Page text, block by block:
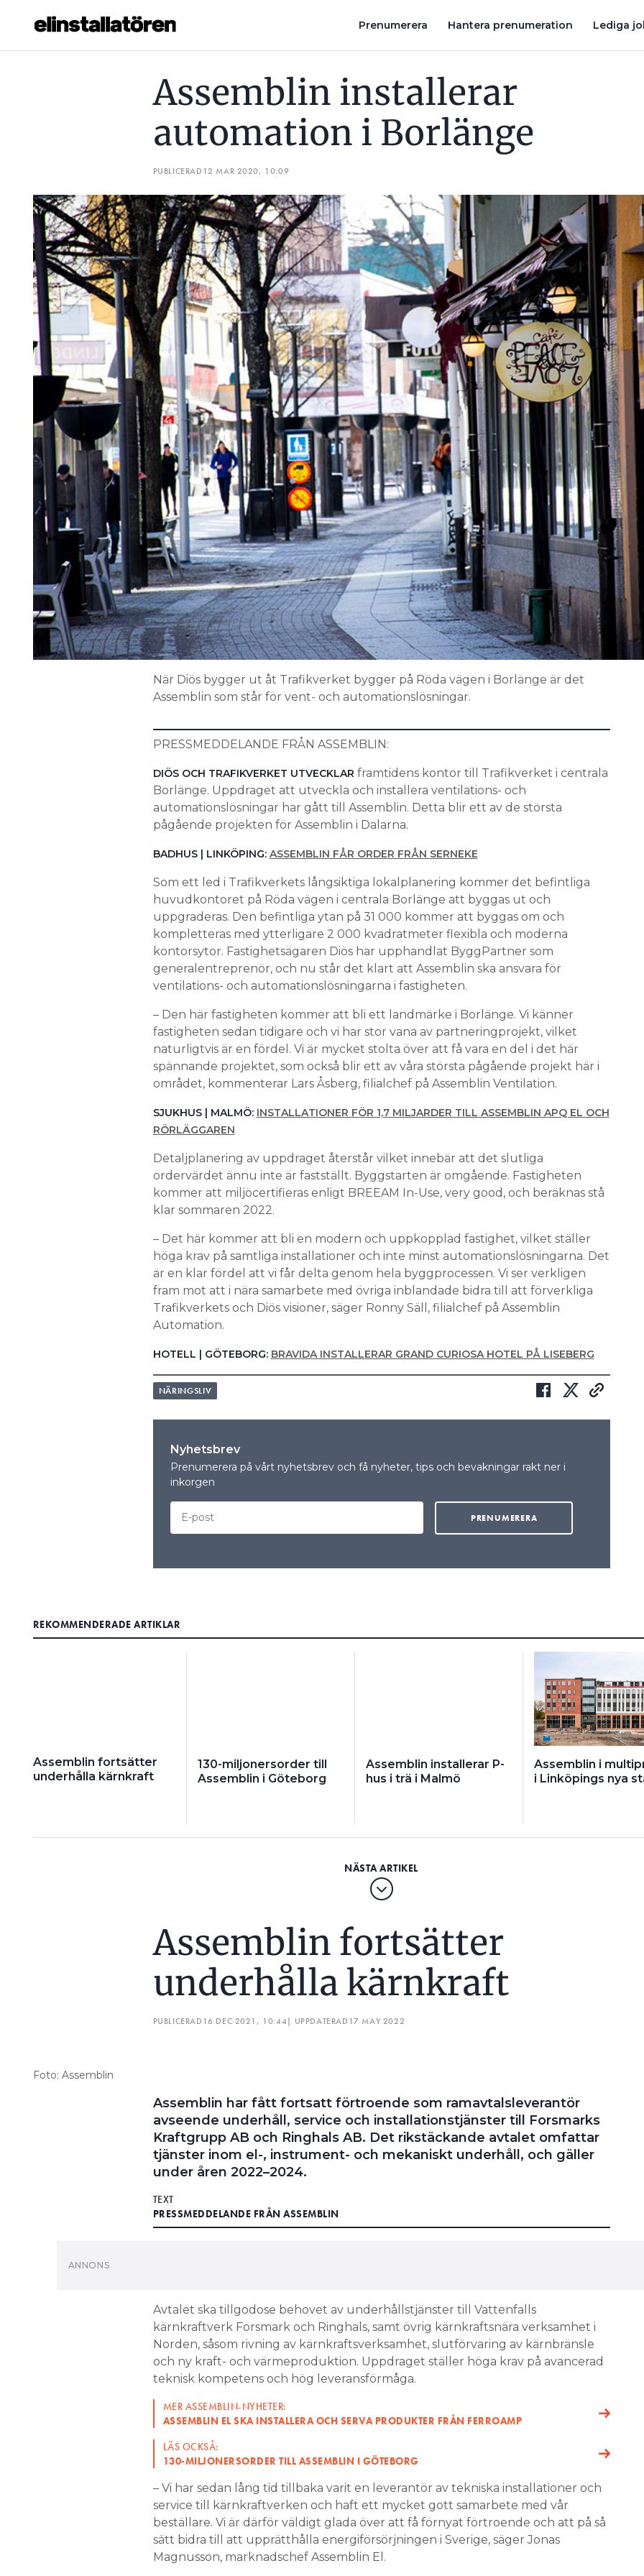
Prenumerera Hantera prenumeration Lediga
Hantera prenumeration
Annonsera
Läs E-tidningen
Om tidningen
Kontakt
Personuppgifter
Search for:
SEARCH
Assemblin installerar
automation i Borlänge
PUBLICERAD 12 MAR 2020, 10:09
När Diös bygger ut åt Trafikverket bygger på Röda vägen i Borlänge är det
Assemblin som står för vent- och automationslösningar.
PRESSMEDDELANDE FRÅN ASSEMBLIN:
DIÖS OCH TRAFIKVERKET UTVECKLAR framtidens kontor till Trafikverket i centrala
Borlänge. Uppdraget att utveckla och installera ventilations- och
automationslösningar har gått till Assemblin. Detta blir ett av de största
pågående projekten för Assemblin i Dalarna.
BADHUS | LINKÖPING: ASSEMBLIN FÅR ORDER FRÅN SERNEKE
Som ett led i Trafikverkets långsiktiga lokalplanering kommer det befintliga
huvudkontoret på Röda vägen i centrala Borlänge att byggas ut och
uppgraderas. Den befintliga ytan på 31 000 kommer att byggas om och
kompletteras med ytterligare 2 000 kvadratmeter flexibla och moderna
kontorsytor. Fastighetsägaren Diös har upphandlat ByggPartner som
generalentreprenör, och nu står det klart att Assemblin ska ansvara för
ventilations- och automationslösningarna i fastigheten.
– Den här fastigheten kommer att bli ett landmärke i Borlänge. Vi känner
fastigheten sedan tidigare och vi har stor vana av partneringprojekt, vilket
naturligtvis är en fördel. Vi är mycket stolta över att få vara en del i det här
spännande projektet, som också blir ett av våra största pågående projekt här i
området, kommenterar Lars Åsberg, filialchef på Assemblin Ventilation.
SJUKHUS | MALMÖ: INSTALLATIONER FÖR 1,7 MILJARDER TILL ASSEMBLIN APQ EL OCH
RÖRLÄGGAREN
Detaljplanering av uppdraget återstår vilket innebär att det slutliga
ordervärdet ännu inte är fastställt. Byggstarten är omgående. Fastigheten
kommer att miljöcertifieras enligt BREEAM In-Use, very good, och beräknas stå
klar sommaren 2022.
– Det här kommer att bli en modern och uppkopplad fastighet, vilket ställer
höga krav på samtliga installationer och inte minst automationslösningarna. Det
är en klar fördel att vi får delta genom hela byggprocessen. Vi ser verkligen
fram mot att i nära samarbete med övriga inblandade bidra till att förverkliga
Trafikverkets och Diös visioner, säger Ronny Säll, filialchef på Assemblin
Automation.
HOTELL | GÖTEBORG: BRAVIDA INSTALLERAR GRAND CURIOSA HOTEL PÅ LISEBERG
NÄRINGSLIV
Nyhetsbrev
Prenumerera på vårt nyhetsbrev och få nyheter, tips och bevakningar rakt ner i
inkorgen
REKOMMENDERADE ARTIKLAR
Assemblin fortsätter
underhålla kärnkraft
130-miljonersorder till
Assemblin i Göteborg
Assemblin installerar P-
hus i trä i Malmö
Assemblin i
i Linköpings nya
Assemblin fortsätter
underhålla kärnkraft
PUBLICERAD 16 DEC 2021, 10:44| UPPDATERAD 17 MAY 2022
Foto: Assemblin
Assemblin har fått fortsatt förtroende som ramavtalsleverantör
avseende underhåll, service och installationstjänster till Forsmarks
Kraftgrupp AB och Ringhals AB. Det rikstäckande avtalet omfattar
tjänster inom el-, instrument- och mekaniskt underhåll, och gäller
under åren 2022–2024.
TEXT
PRESSMEDDELANDE FRÅN ASSEMBLIN
och ny kraft- och värmeproduktion. Uppdraget ställer höga krav på avancerad
teknisk kompetens och hög leveransförmåga.
MER ASSEMBLIN-NYHETER:
ASSEMBLIN EL SKA INSTALLERA OCH SERVA PRODUKTER FRÅN FERROAMP
LÄS OCKSÅ:
130-MILJONERSORDER TILL ASSEMBLIN I GÖTEBORG
– Vi har sedan lång tid tillbaka varit en leverantör av tekniska installationer och
service till kärnkraftverken och haft ett mycket gott samarbete med vår
beställare. Vi är därför väldigt glada över att få förnyat förtroende och att på så
sätt bidra till att upprätthålla energiförsörjningen i Sverige, säger Jonas
Magnusson, marknadschef Assemblin El.
NÄRINGSLIV
ASSEMBLIN INSTALLERAR AUTOMATION I BORLÄNGE ASSEMBLIN FORTSÄTTER UNDERHÅLLA KÄRNKRAFT 130-